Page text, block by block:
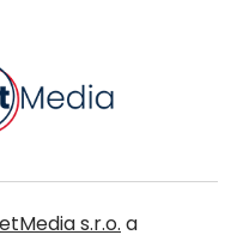
s.r.o. a